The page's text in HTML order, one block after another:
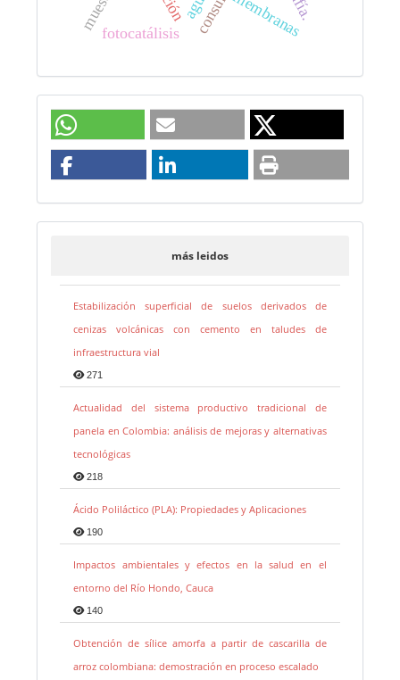
membranas
fotocatálisis
más leidos
Estabilización superficial de suelos derivados de
cenizas volcánicas con cemento en taludes de
infraestructura vial
271
Actualidad del sistema productivo tradicional de
panela en Colombia: análisis de mejoras y alternativas
tecnológicas
218
Ácido Poliláctico (PLA): Propiedades y Aplicaciones
190
Impactos ambientales y efectos en la salud en el
entorno del Río Hondo, Cauca
140
Obtención de sílice amorfa a partir de cascarilla de
arroz colombiana: demostración en proceso escalado